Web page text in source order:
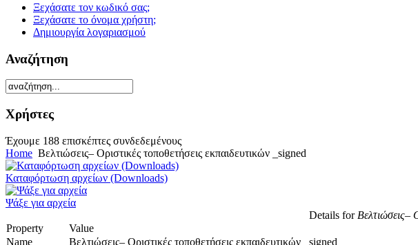
Ξεχάσατε τον κωδικό σας;
Ξεχάσατε το όνομα χρήστη;
Δημιουργία λογαριασμού
Αναζήτηση
Χρήστες
Έχουμε 188 επισκέπτες συνδεδεμένους
Home Βελτιώσεις– Οριστικές τοποθετήσεις εκπαιδευτικών _signed
Καταφόρτωση αρχείων (Downloads)
Ψάξε για αρχεία
Details forΒελτιώσεις–
Property
Value
Name
Βελτιώσεις– Οριστικές τοποθετήσεις εκπαιδευτικών _signed